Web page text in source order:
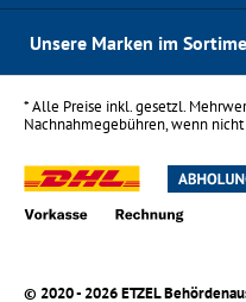
Unsere Marken im
* Alle Preise inkl. gesetzl.
Nachnahmegebühren, wenn
© 2020 - 2026 ETZEL